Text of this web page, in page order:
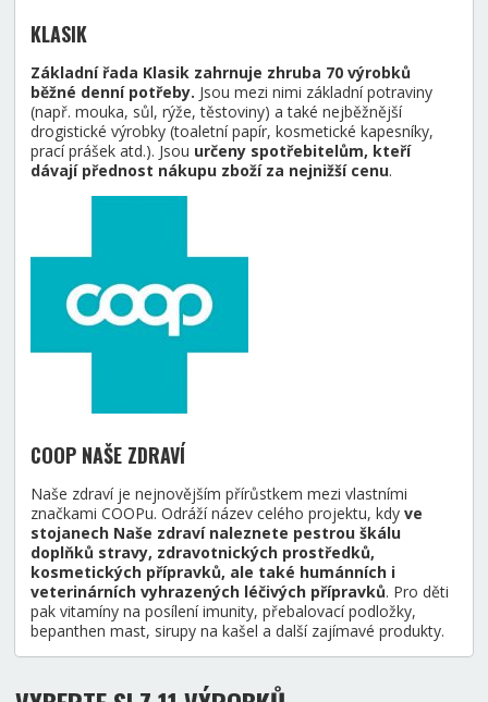
KLASIK
Základní řada Klasik zahrnuje zhruba 70 výrobků
běžné denní potřeby. Jsou mezi nimi základní potraviny
(např. mouka, sůl, rýže, těstoviny) a také nejběžnější
drogistické výrobky (toaletní papír, kosmetické kapesníky,
prací prášek atd.). Jsou určeny spotřebitelům, kteří
dávají přednost nákupu zboží za nejnižší cenu.
COOP NAŠE ZDRAVÍ
Naše zdraví je nejnovějším přírůstkem mezi vlastními
značkami COOPu. Odráží název celého projektu, kdy ve
stojanech Naše zdraví naleznete pestrou škálu
doplňků stravy, zdravotnických prostředků,
kosmetických přípravků, ale také humánních i
veterinárních vyhrazených léčivých přípravků. Pro děti
pak vitamíny na posílení imunity, přebalovací podložky,
bepanthen mast, sirupy na kašel a další zajímavé produkty.